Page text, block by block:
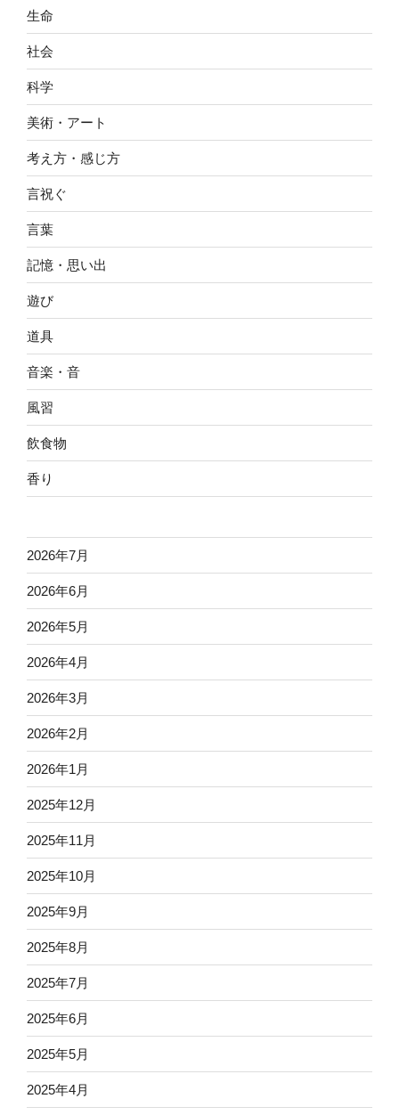
生命
社会
科学
美術・アート
考え方・感じ方
言祝ぐ
言葉
記憶・思い出
遊び
道具
音楽・音
風習
飲食物
香り
2026年7月
2026年6月
2026年5月
2026年4月
2026年3月
2026年2月
2026年1月
2025年12月
2025年11月
2025年10月
2025年9月
2025年8月
2025年7月
2025年6月
2025年5月
2025年4月